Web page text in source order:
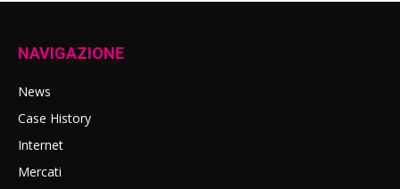
NAVIGAZIONE
News
Case History
Internet
Mercati